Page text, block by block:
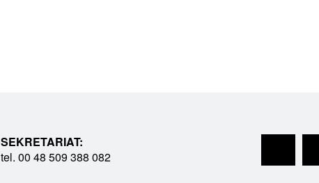
SEKRETARIAT:
tel. 00 48 509 388 082